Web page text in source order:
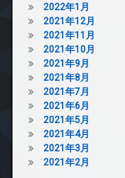
2022年1月
2021年12月
2021年11月
2021年10月
2021年9月
2021年8月
2021年7月
2021年6月
2021年5月
2021年4月
2021年3月
2021年2月